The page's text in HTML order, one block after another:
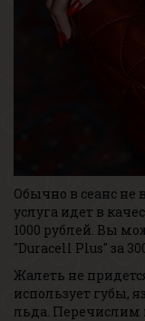
Обычно в сеанс не
услуга идет в
1000 рублей. Вы
"Duracell Plus" за
Жалеть не
использует губы,
льда. Перечислим